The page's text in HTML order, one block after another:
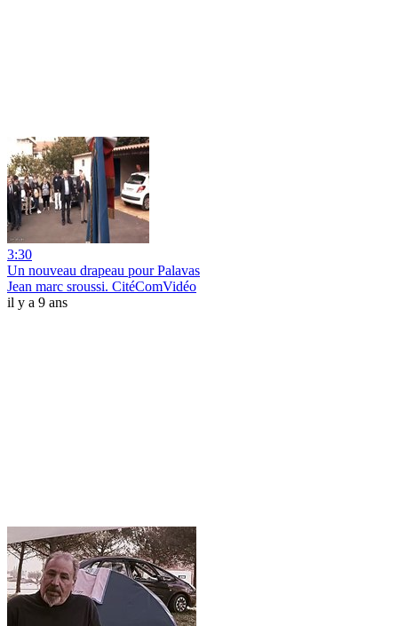
3:30
Un nouveau drapeau pour Palavas
Jean marc sroussi. CitéComVidéo
il y a 9 ans